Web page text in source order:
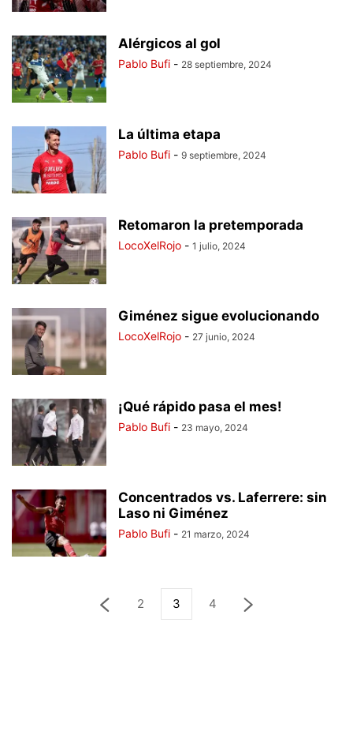
Alérgicos al gol
Pablo Bufi - 28 septiembre, 2024
La última etapa
Pablo Bufi - 9 septiembre, 2024
Retomaron la pretemporada
LocoXelRojo - 1 julio, 2024
Giménez sigue evolucionando
LocoXelRojo - 27 junio, 2024
¡Qué rápido pasa el mes!
Pablo Bufi - 23 mayo, 2024
Concentrados vs. Laferrere: sin
Laso ni Giménez
Pablo Bufi - 21 marzo, 2024
2 3 4